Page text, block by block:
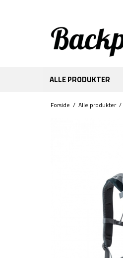
ALLE PRODUKTER
Forside / Alle produkter/